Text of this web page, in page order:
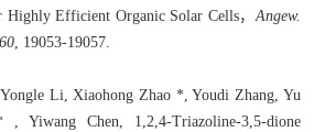
Highly Efficient Organic Solar Cells，Angew.
60, 19053-19057.
Li, Xiaohong Zhao *, Youdi Zhang, Yu
Yiwang Chen, 1,2,4-Triazoline-3,5-dione